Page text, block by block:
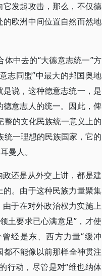
发起攻击，那么，不仅德
欧洲中间位置自然而然地
中去的“大德意志统一”方
志同盟”中最大的邦国奥地
说，这种德意志统一，是
意志人的统一。因此，俾
整的文化民族统一意义上的
统一理想的民族国家，它的
曼人。
还是从外交上讲，都是建
。由于这种民族力量聚集
于在对外政治权力实施上
土要求已心满意足”，才使
经是东、西方力量“缓冲
都不能像以前那样全神贯注
行动，尽管是对“维也纳体